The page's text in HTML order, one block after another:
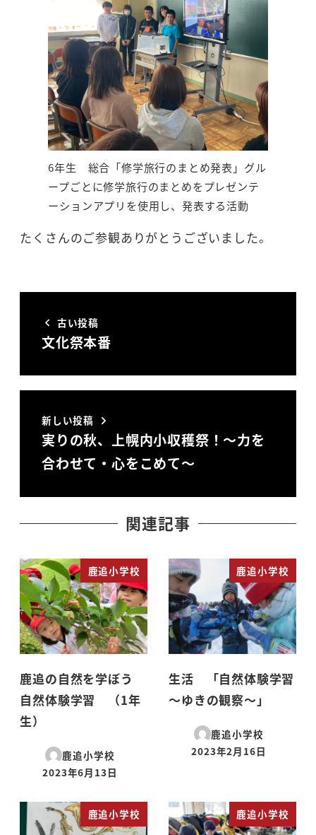
6年生 総合「修学旅行のまとめ発表」グル
ープごとに修学旅行のまとめをプレゼンテ
ーションアプリを使用し、発表する活動
たくさんのご参観ありがとうございました。
古い投稿
文化祭本番
新しい投稿
実りの秋、上幌内小収穫祭！～力を
合わせて・心をこめて～
関連記事
鹿追小学校
鹿追の自然を学ぼう
自然体験学習 （1年
生）
鹿追小学校
投稿日
2023年6月13日
鹿追小学校
生活 「自然体験学習
～ゆきの観察～」
鹿追小学校
投稿日
2023年2月16日
鹿追小学校 鹿追小学校